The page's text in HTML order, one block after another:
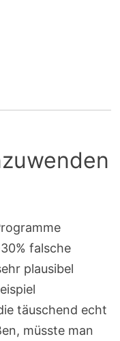
falsche
plausibel
täuschend echt
müsste man